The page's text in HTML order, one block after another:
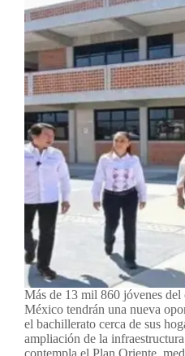
Más de 13 mil 860 jóvenes del
México tendrán una nueva
el bachillerato cerca de sus
ampliación de la
contempla el Plan Oriente,